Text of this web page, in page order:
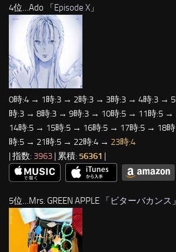
4位…Ado 「Episode X 」
0時:4 → 1時:3 → 2時:3 → 3時:3 → 4時:3 →
時:3 → 8時:3 → 9時:3 → 10時:5 → 11時:5 →
14時:5 → 15時:5 → 16時:5 → 17時:5 → 18
時:5 → 21時:5 → 22時:4 → 23時:4
| 指数: 3963 | 累積: 56361 |
5位…Mrs. GREEN APPLE 「ビターバカンス 」